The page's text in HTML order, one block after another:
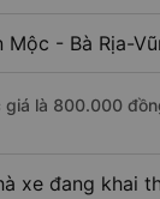
Mộc - Bà Rịa-
là 800.000
xe đang khai